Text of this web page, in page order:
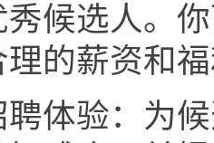
候选人。
的薪资和
体验：为